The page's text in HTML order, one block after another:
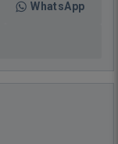
WhatsApp